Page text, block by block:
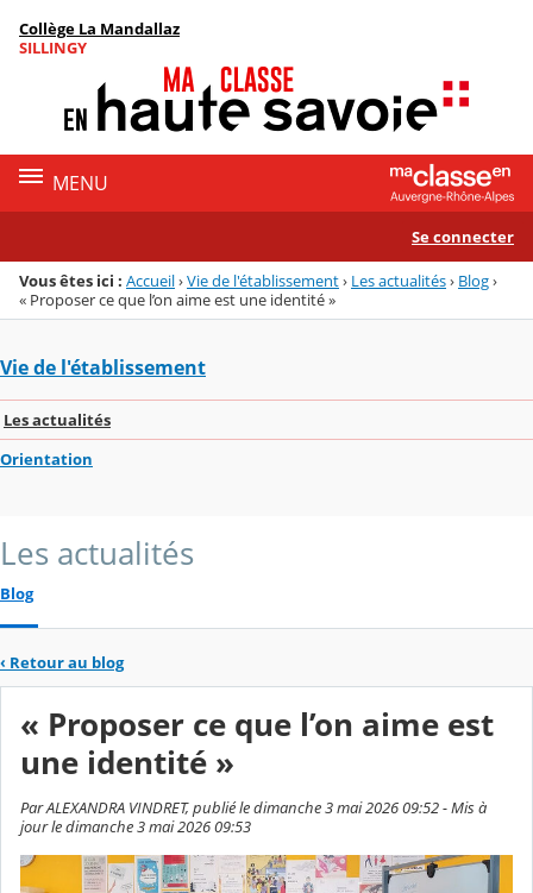
Menu de la rubrique
Contenu
Collège La Mandallaz
SILLINGY
MENU
Se connecter
Vous êtes ici : Accueil›Vie de l'établissement› Les actualités› Blog›
« Proposer ce que l’on aime est une identité »
Vie de l'établissement
Les actualités
Orientation
Les actualités
Blog
‹ Retour au blog
« Proposer ce que l’on aime est
une identité »
Par ALEXANDRA VINDRET, publié le dimanche 3 mai 2026 09:52 - Mis à
jour le dimanche 3 mai 2026 09:53